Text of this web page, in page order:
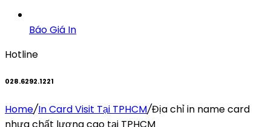
Báo Giá In
Hotline
028.6292.1221
Home/In Card Visit Tại TPHCM/Địa chỉ in name card